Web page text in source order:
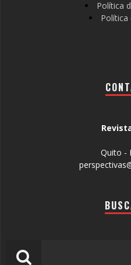
Política
Política
Quito -